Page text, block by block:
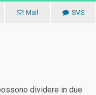
Mail SMS
dividere in due